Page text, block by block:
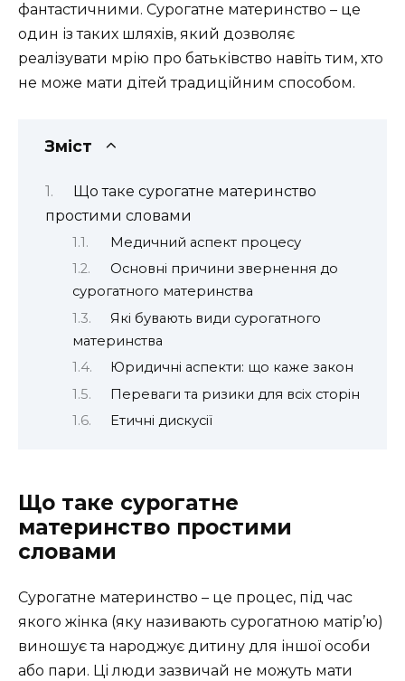
фантастичними. Сурогатне материнство – це
один із таких шляхів, який дозволяє
реалізувати мрію про батьківство навіть тим, хто
не може мати дітей традиційним способом.
Зміст
Що таке сурогатне материнство
простими словами
Медичний аспект процесу
Основні причини звернення до
сурогатного материнства
Які бувають види сурогатного
материнства
Юридичні аспекти: що каже закон
Переваги та ризики для всіх сторін
Етичні дискусії
Що таке сурогатне
материнство простими
словами
Сурогатне материнство – це процес, під час
якого жінка (яку називають сурогатною матір’ю)
виношує та народжує дитину для іншої особи
або пари. Ці люди зазвичай не можуть мати